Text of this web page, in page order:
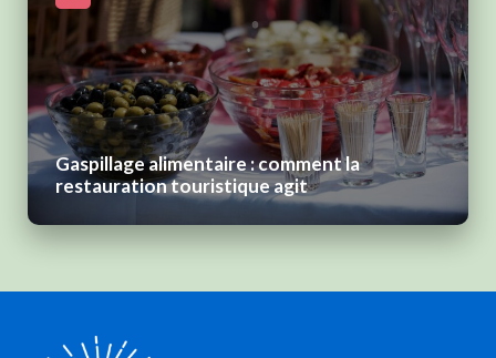
Gaspillage alimentaire : comment la
restauration touristique agit